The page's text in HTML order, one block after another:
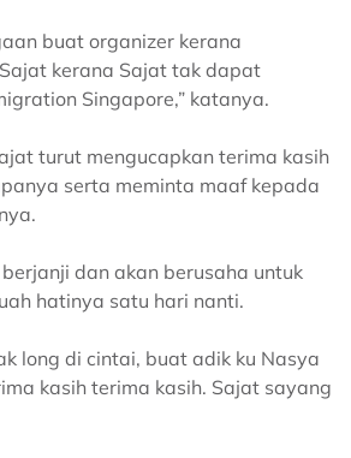
buat organizer kerana
kerana Sajat tak dapat
Singapore,” katanya.
turut mengucapkan terima kasih
serta meminta maaf kepada
dan akan berusaha untuk
hatinya satu hari nanti.
long di cintai, buat adik ku Nasya
kasih terima kasih. Sajat sayang